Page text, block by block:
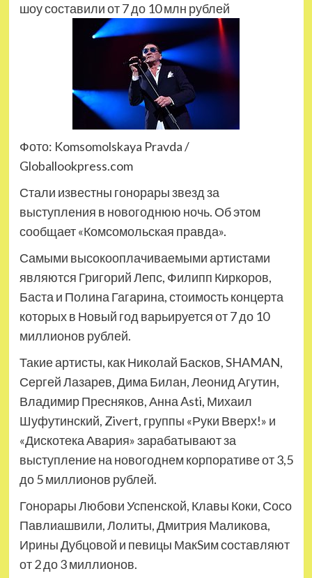
шоу составили от 7 до 10 млн рублей
Фото: Komsomolskaya Pravda /
Globallookpress.com
Стали известны гонорары звезд за
выступления в новогоднюю ночь. Об этом
сообщает «Комсомольская правда».
Самыми высокооплачиваемыми артистами
являются Григорий Лепс, Филипп Киркоров,
Баста и Полина Гагарина, стоимость концерта
которых в Новый год варьируется от 7 до 10
миллионов рублей.
Такие артисты, как Николай Басков, SHAMAN,
Сергей Лазарев, Дима Билан, Леонид Агутин,
Владимир Пресняков, Анна Asti, Михаил
Шуфутинский, Zivert, группы «Руки Вверх!» и
«Дискотека Авария» зарабатывают за
выступление на новогоднем корпоративе от 3,5
до 5 миллионов рублей.
Гонорары Любови Успенской, Клавы Коки, Сосо
Павлиашвили, Лолиты, Дмитрия Маликова,
Ирины Дубцовой и певицы МакSим составляют
от 2 до 3 миллионов.